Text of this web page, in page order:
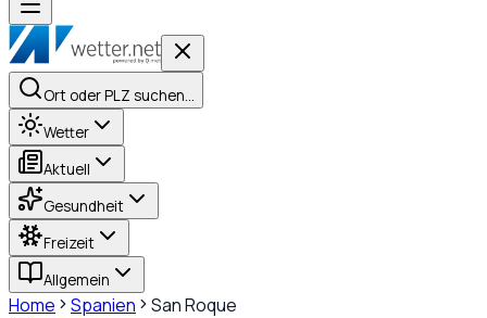
Ort oder PLZ suchen…
Wetter
Aktuell
Gesundheit
Freizeit
Allgemein
Home Spanien San Roque